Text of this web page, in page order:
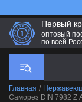
Первый
оптовый
по всей
Главная /
Саморез DIN 7982 Z